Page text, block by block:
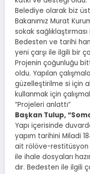
Belediye olarak biz
Bakanımız Murat
sokak
Bedesten ve tarihi
yeni çarşı ile ilgili bir
Projenin çoğunluğu
oldu. Yapılan
güzelleştirilme si için
kullanmak için
“Projeleri anlattı”
Başkan Tulup,
Yapı içerisinde
yapım tarihini Miladi
ait rölöve-restitüsyon
ile ihale dosyaları
dır. Bedesten ile ilgili